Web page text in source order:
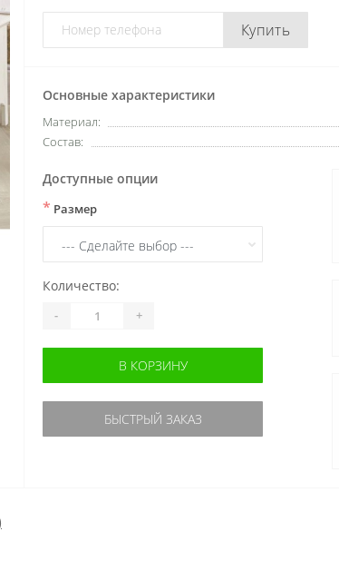
Купить
Основные характеристики
Материал:
Состав:
Доступные опции
* Размер
Количество:
- +
В КОРЗИНУ
БЫСТРЫЙ ЗАКАЗ